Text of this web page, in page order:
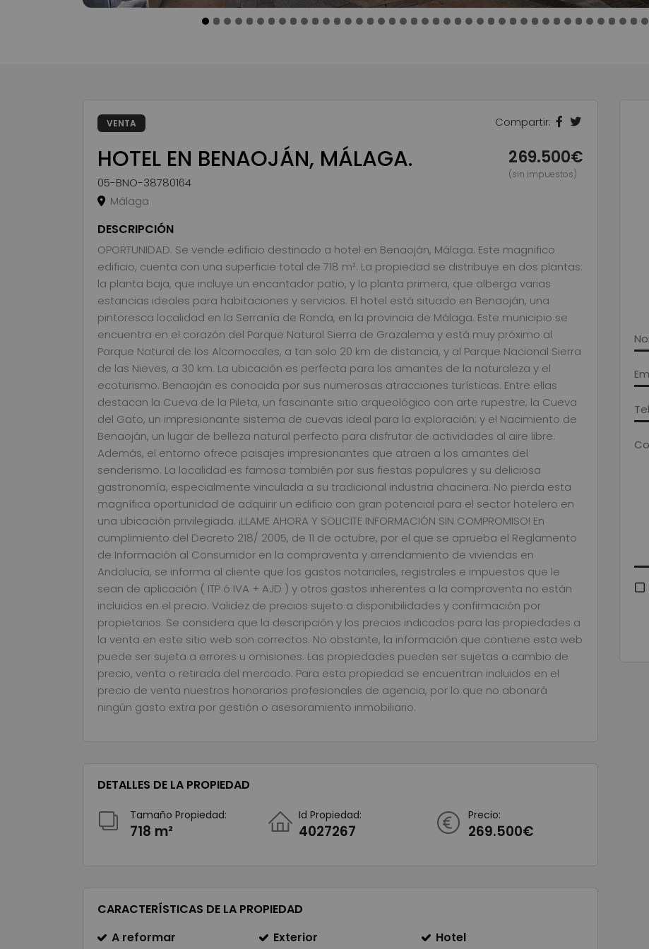
VENTA Compartir:
HOTEL EN BENAOJÁN, MÁLAGA.
05-BNO-38780164
Málaga
269.500€
(sin impuestos)
DESCRIPCIÓN
OPORTUNIDAD. Se vende edificio destinado a hotel en Benaoján, Málaga. Este magnifico
edificio, cuenta con una superficie total de 718 m². La propiedad se distribuye en dos plantas:
la planta baja, que incluye un encantador patio, y la planta primera, que alberga varias
estancias ideales para habitaciones y servicios. El hotel está situado en Benaoján, una
pintoresca localidad en la Serranía de Ronda, en la provincia de Málaga. Este municipio se
encuentra en el corazón del Parque Natural Sierra de Grazalema y está muy próximo al
Parque Natural de los Alcornocales, a tan solo 20 km de distancia, y al Parque Nacional Sierra
de las Nieves, a 30 km. La ubicación es perfecta para los amantes de la naturaleza y el
ecoturismo. Benaoján es conocida por sus numerosas atracciones turísticas. Entre ellas
destacan la Cueva de la Pileta, un fascinante sitio arqueológico con arte rupestre; la Cueva
del Gato, un impresionante sistema de cuevas ideal para la exploración; y el Nacimiento de
Benaoján, un lugar de belleza natural perfecto para disfrutar de actividades al aire libre.
Además, el entorno ofrece paisajes impresionantes que atraen a los amantes del
senderismo. La localidad es famosa también por sus fiestas populares y su deliciosa
gastronomía, especialmente vinculada a su tradicional industria chacinera. No pierda esta
magnífica oportunidad de adquirir un edificio con gran potencial para el sector hotelero en
una ubicación privilegiada. ¡LLAME AHORA Y SOLICITE INFORMACIÓN SIN COMPROMISO! En
cumplimiento del Decreto 218/ 2005, de 11 de octubre, por el que se aprueba el Reglamento
de Información al Consumidor en la compraventa y arrendamiento de viviendas en
Andalucía, se informa al cliente que los gastos notariales, registrales e impuestos que le
sean de aplicación ( ITP ó IVA + AJD ) y otros gastos inherentes a la compraventa no están
incluidos en el precio. Validez de precios sujeto a disponibilidades y confirmación por
propietarios. Se considera que la descripción y los precios indicados para las propiedades a
la venta en este sitio web son correctos. No obstante, la información que contiene esta web
puede ser sujeta a errores u omisiones. Las propiedades pueden ser sujetas a cambio de
precio, venta o retirada del mercado. Para esta propiedad se encuentran incluidos en el
precio de venta nuestros honorarios profesionales de agencia, por lo que no abonará
ningún gasto extra por gestión o asesoramiento inmobiliario.
DETALLES DE LA PROPIEDAD
Tamaño Propiedad:
718 m²
Id Propiedad:
4027267
Precio:
269.500€
CARACTERÍSTICAS DE LA PROPIEDAD
A reformar
Exterior
Hotel